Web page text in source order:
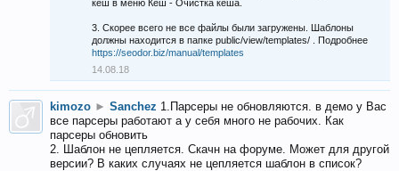
кеш в меню Кеш - Очистка кеша.
3. Скорее всего не все файлы были загружены. Шаблоны
должны находится в папке public/view/templates/ . Подробнее
https://seodor.biz/manual/templates
14.08.18
kimozo ► Sanchez 1.Парсеры не обновляются. в демо у Вас
все парсеры работают а у себя много не рабочих. Как
парсеры обновить
2. Шаблон не цепляется. Скачн на форуме. Может для другой
версии? В каких случаях не цепляется шаблон в список?